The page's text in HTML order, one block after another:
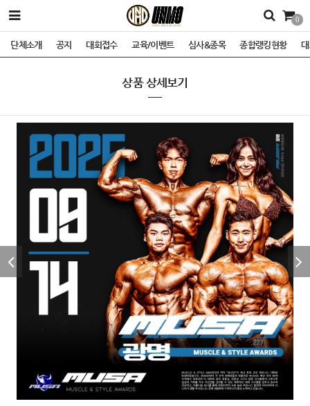
0
단체소개 공지 대회접수 교육/이벤트 심사&종목 종합랭킹현황
상품 상세보기